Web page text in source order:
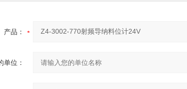
产品：
单位：